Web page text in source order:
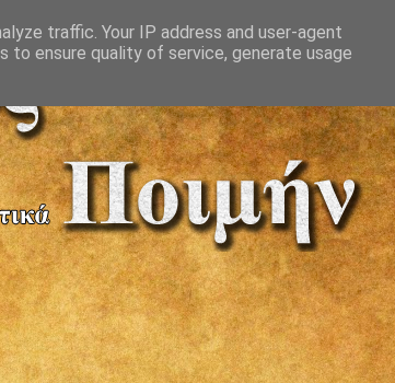
traffic. Your IP address and user-agent
to ensure quality of service, generate usage